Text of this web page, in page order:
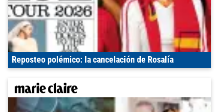
Reposteo polémico: la cancelación de Rosalía